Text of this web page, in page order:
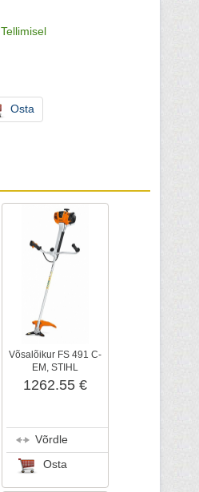
Tellimisel
Osta
Võsalõikur FS 491 C-
EM, STIHL
1262.55 €
Võrdle
Osta